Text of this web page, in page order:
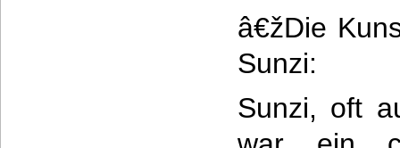
â€žDie
Sunzi:
Sunzi, oft